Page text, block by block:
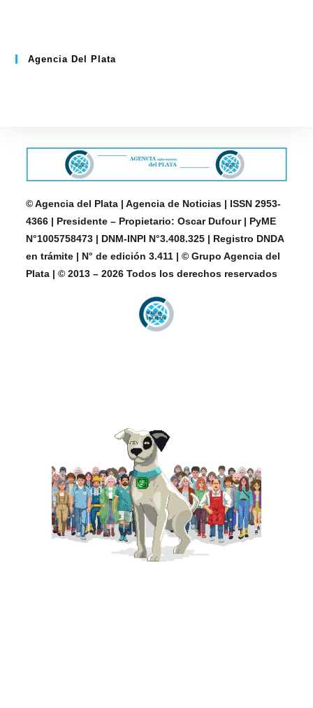
Agencia Del Plata
© Agencia del Plata | Agencia de Noticias | ISSN 2953-
4366 | Presidente – Propietario: Oscar Dufour | PyME
N°1005758473 | DNM-INPI N°3.408.325 | Registro DNDA
en trámite | N° de edición 3.411 | © Grupo Agencia del
Plata | © 2013 – 2026 Todos los derechos reservados